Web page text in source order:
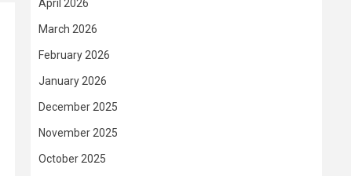
April 2026
March 2026
February 2026
January 2026
December 2025
November 2025
October 2025